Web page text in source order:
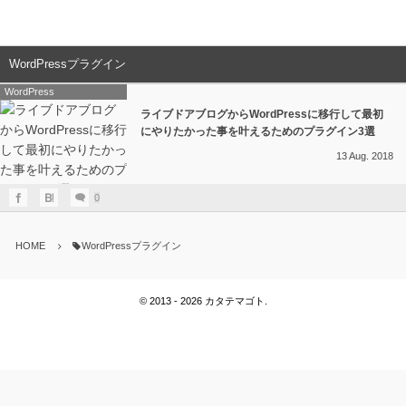
WordPressプラグイン
WordPress
ライブドアブログからWordPressに移行して最初
にやりたかった事を叶えるためのプラグイン3選
13Aug. 2018
0
HOME WordPressプラグイン
© 2013 - 2026 カタテマゴト